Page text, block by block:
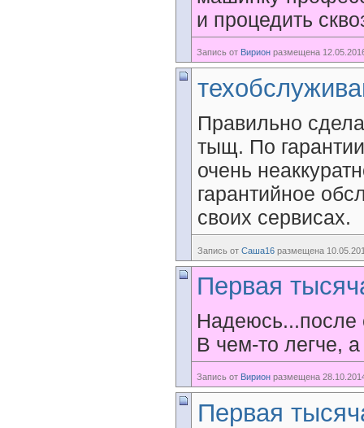
и процедить
Запись от Вирион размещена
Правильно
тыщ. По
очень
гарантийное
своих сервисах.
Запись от Саша16 размещена
Первая
Надеюсь...после
В чем-то легче,
Запись от Вирион размещена
Первая